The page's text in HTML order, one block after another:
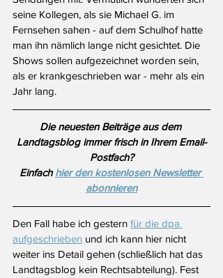
seine Kollegen, als sie Michael G. im
Fernsehen sahen - auf dem Schulhof hatte
man ihn nämlich lange nicht gesichtet. Die
Shows sollen aufgezeichnet worden sein,
als er krankgeschrieben war - mehr als ein
Jahr lang.
Die neuesten Beiträge aus dem
Landtagsblog immer frisch in Ihrem Email-
Postfach?
Einfach hier den kostenlosen Newsletter
abonnieren
Den Fall habe ich gestern für die dpa
aufgeschrieben und ich kann hier nicht
weiter ins Detail gehen (schließlich hat das
Landtagsblog kein Rechtsabteilung). Fest